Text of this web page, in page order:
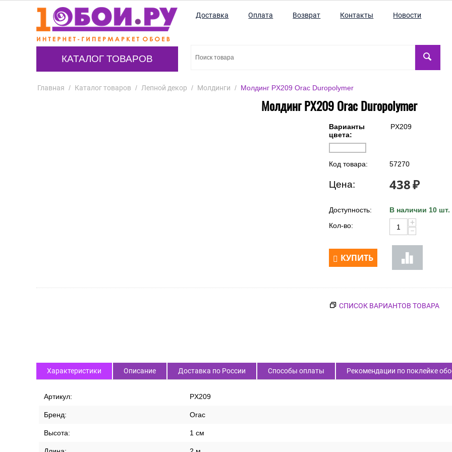
КАТАЛОГ ТОВАРОВ
Доставка Оплата Возврат Контакты Новости
Главная / Каталог товаров / Лепной декор / Молдинги / Молдинг PX209 Orac Duropolymer
Молдинг PX209 Orac Duropolymer
Варианты
цвета:
PX209
Код товара: 57270
Цена: 438₽
Доступность:
В наличии 10 шт.
Кол-во:
+
−
КУПИТЬ
СПИСОК ВАРИАНТОВ ТОВАРА
Характеристики Описание Доставка по России Способы оплаты Рекомендации по поклейке
Артикул: PX209
Бренд: Orac
Высота: 1 см